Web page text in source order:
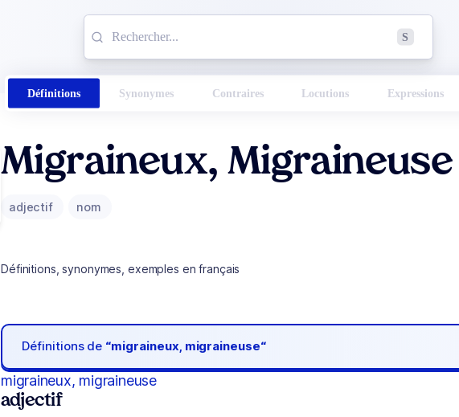
S
Définitions Synonymes Contraires Locutions Expressions
Migraineux, Migraineuse
adjectif nom
Définitions, synonymes, exemples en français
Définitions de “migraineux, migraineuse“
migraineux, migraineuse
adjectif